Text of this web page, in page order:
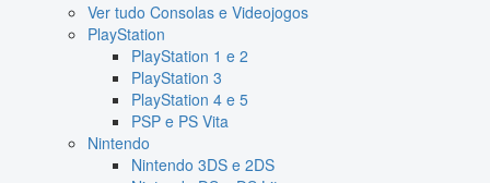
Ver tudo Consolas e Videojogos
PlayStation
PlayStation 1 e 2
PlayStation 3
PlayStation 4 e 5
PSP e PS Vita
Nintendo
Nintendo 3DS e 2DS